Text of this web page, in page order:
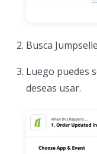
Busca
Luego puedes
deseas usar.